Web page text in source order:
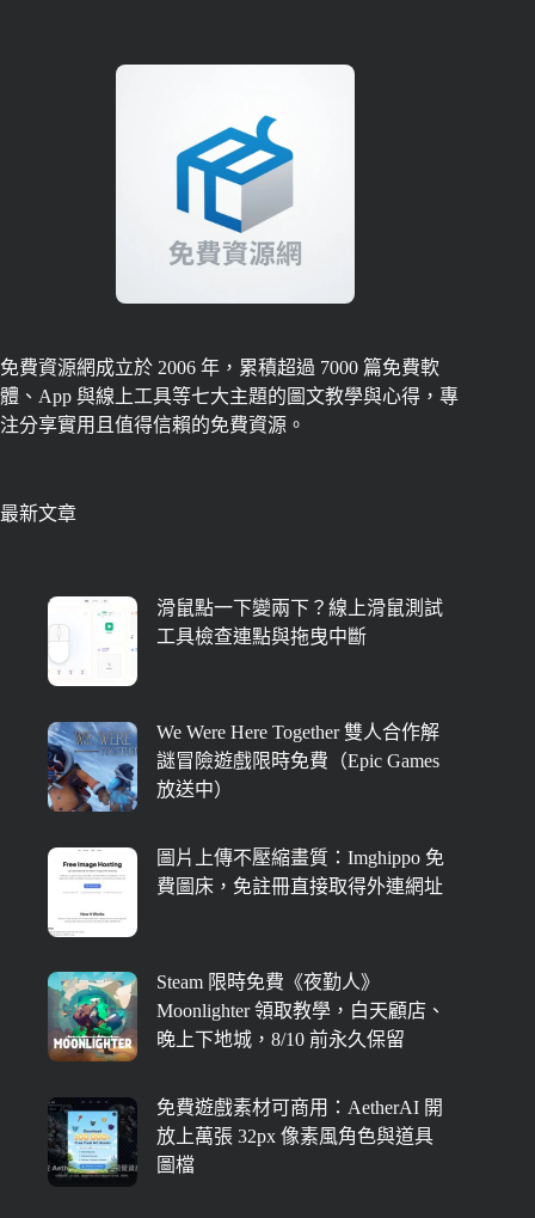
免費資源網成立於 2006 年，累積超過 7000 篇免費軟
體、App 與線上工具等七大主題的圖文教學與心得，專
注分享實用且值得信賴的免費資源。
最新文章
滑鼠點一下變兩下？線上滑鼠測試
工具檢查連點與拖曳中斷
We Were Here Together 雙人合作解
謎冒險遊戲限時免費（Epic Games
放送中）
圖片上傳不壓縮畫質：Imghippo 免
費圖床，免註冊直接取得外連網址
Steam 限時免費《夜勤人》
Moonlighter 領取教學，白天顧店、
晚上下地城，8/10 前永久保留
免費遊戲素材可商用：AetherAI 開
放上萬張 32px 像素風角色與道具
圖檔